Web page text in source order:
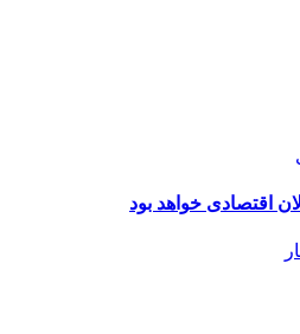
اقتصادی خواهد بود